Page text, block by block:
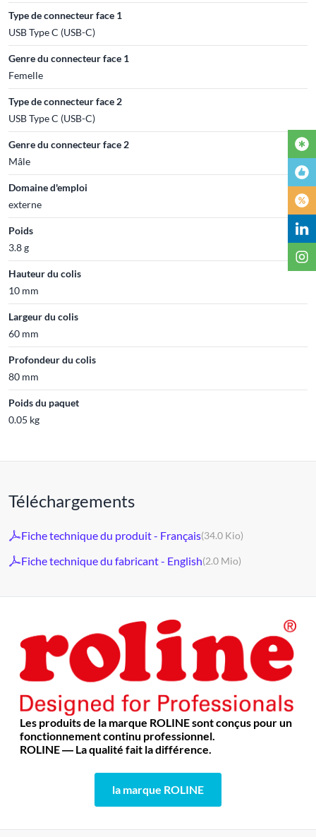
Type de connecteur face 1
USB Type C (USB-C)
Genre du connecteur face 1
Femelle
Type de connecteur face 2
USB Type C (USB-C)
Genre du connecteur face 2
Mâle
Domaine d'emploi
externe
Poids
3.8 g
Hauteur du colis
10 mm
Largeur du colis
60 mm
Profondeur du colis
80 mm
Poids du paquet
0.05 kg
Téléchargements
Fiche technique du produit - Français(34.0 Kio)
Fiche technique du fabricant - English(2.0 Mio)
Les produits de la marque ROLINE sont conçus pour un
fonctionnement continu professionnel.
ROLINE ― La qualité fait la différence.
la marque ROLINE